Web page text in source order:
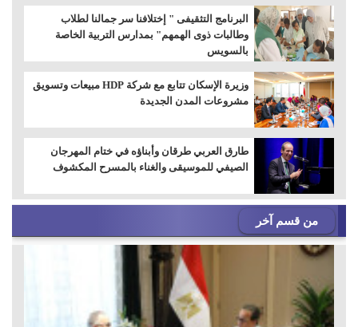
البرنامج التثقيفى " إختلافنا سر جمالنا لطلاب
وطالبات ذوى الهمهم" بمدارس التربية الخاصة
بالسويس
وزيرة الإسكان تتابع مع شركة HDP مبيعات وتسويق
مشروعات المدن الجديدة
طارق العربي طرقان وأبناؤه في ختام المهرجان
الصيفي للموسيقى والغناء بالمسرح المكشوف
من قسم آخر